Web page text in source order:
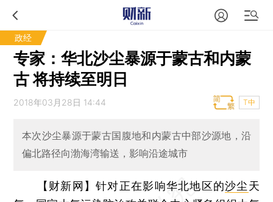
政经
专家：华北沙尘暴源于蒙古和内蒙
古 将持续至明日
2018年03月28日 14:44 T中
本次沙尘暴源于蒙古国腹地和内蒙古中部沙源地，沿
偏北路径向渤海湾输送，影响沿途城市
【财新网】针对正在影响华北地区的沙尘天